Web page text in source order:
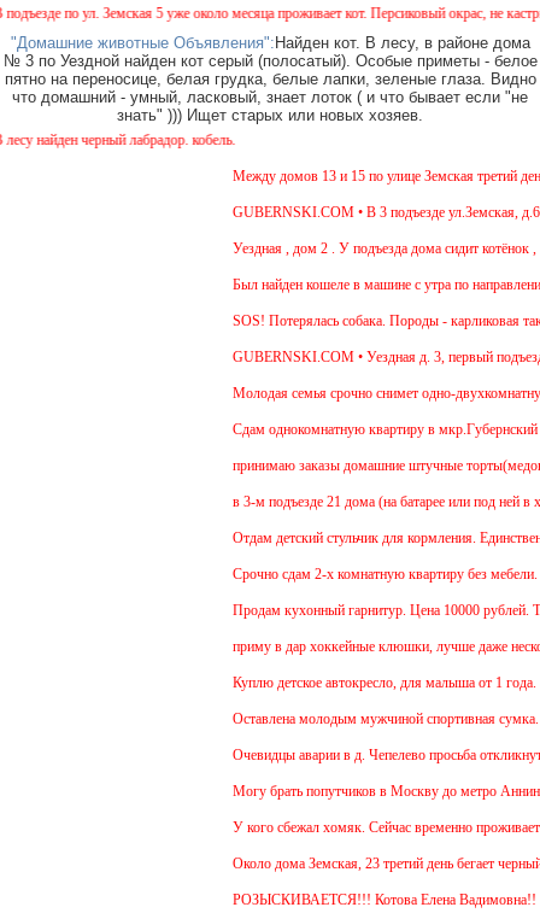
по ул. Земская 5 уже около месяца проживает кот. Персиковый окрас, не
"Домашние животные Объявления":Найден кот. В лесу, в районе дома
№ 3 по Уездной найден кот серый (полосатый). Особые приметы - белое
пятно на переносице, белая грудка, белые лапки, зеленые глаза. Видно
что домашний - умный, ласковый, знает лоток ( и что бывает если "не
знать" ))) Ищет старых или новых хозяев.
черный лабрадор. кобель.
Между домов 13 и 15 по улице Земская третий день
GUBERNSKI.COM • В 3 подъезде ул.Земская, д.6
Уездная , дом 2 . У подъезда дома сидит котёнок ,
Был найден кошеле в машине с утра по
SOS! Потерялась собака. Породы - карликовая
GUBERNSKI.COM • Уездная д. 3, первый
Молодая семья срочно снимет одно-
Cдам однокомнатную квартиру в мкр.Губернский
принимаю заказы домашние штучные
в 3-м подъезде 21 дома (на батарее или под ней в
Отдам детский стульчик для кормления.
Срочно сдам 2-х комнатную квартиру без мебели.
Продам кухонный гарнитур. Цена 10000 рублей.
приму в дар хоккейные клюшки, лучше даже
Куплю детское автокресло, для малыша от 1 года.
Оставлена молодым мужчиной спортивная сумка.
Очевидцы аварии в д. Чепелево просьба
Могу брать попутчиков в Москву до метро
У кого сбежал хомяк. Сейчас временно проживает
Около дома Земская, 23 третий день бегает
РОЗЫСКИВАЕТСЯ!!! Котова Елена